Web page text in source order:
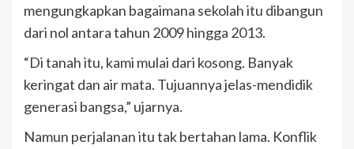
mengungkapkan bagaimana sekolah itu dibangun
dari nol antara tahun 2009 hingga 2013.
“Di tanah itu, kami mulai dari kosong. Banyak
keringat dan air mata. Tujuannya jelas-mendidik
generasi bangsa,” ujarnya.
Namun perjalanan itu tak bertahan lama. Konflik